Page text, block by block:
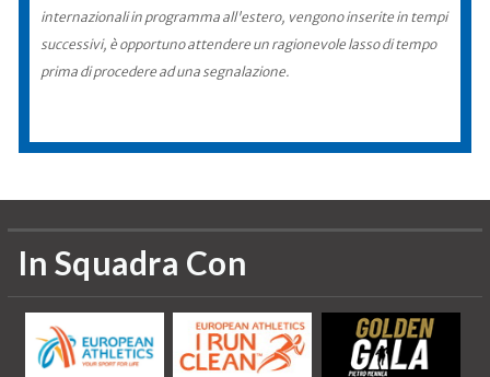
internazionali in programma all'estero, vengono inserite in tempi
successivi, è opportuno attendere un ragionevole lasso di tempo
prima di procedere ad una segnalazione.
In Squadra Con